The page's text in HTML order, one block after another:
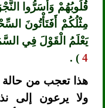
قُلُوبُهُمْ وَأَسَرُّوا
مِثْلُكُمْ أَفَتَأْتُونَ
يَعْلَمُ الْقَوْلَ فِي
4
) .
هذا تعجب من حالة
ولا يرعون إلى